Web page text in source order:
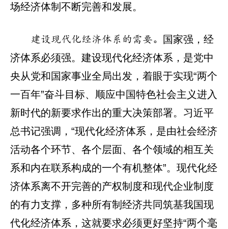
场经济体制不断完善和发展。
建设现代化经济体系的需要。 国家强，经
济体系必须强。建设现代化经济体系，是党中
央从党和国家事业全局出发，着眼于实现“两个
一百年”奋斗目标、顺应中国特色社会主义进入
新时代的新要求作出的重大决策部署。习近平
总书记强调，“现代化经济体系，是由社会经济
活动各个环节、各个层面、各个领域的相互关
系和内在联系构成的一个有机整体”。现代化经
济体系离不开完善的产权制度和现代企业制度
的有力支撑，多种所有制经济共同筑基我国现
代化经济体系，这就要求必须更好坚持“两个毫